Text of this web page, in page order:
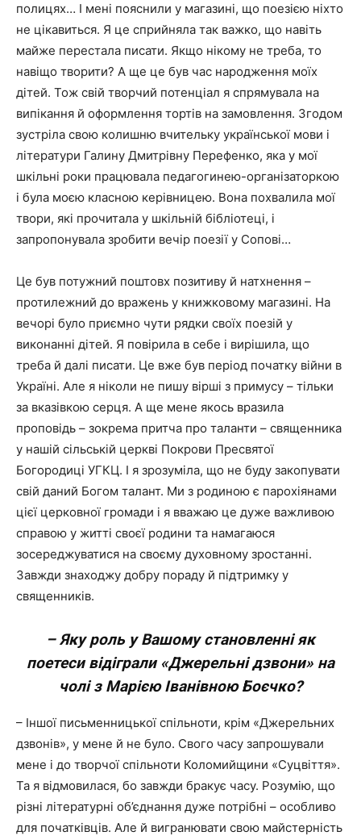
полицях… І мені пояснили у магазині, що поезією ніхто
не цікавиться. Я це сприйняла так важко, що навіть
майже перестала писати. Якщо нікому не треба, то
навіщо творити? А ще це був час народження моїх
дітей. Тож свій творчий потенціал я спрямувала на
випікання й оформлення тортів на замовлення. Згодом
зустріла свою колишню вчительку української мови і
літератури Галину Дмитрівну Перефенко, яка у мої
шкільні роки працювала педагогинею-організаторкою
і була моєю класною керівницею. Вона похвалила мої
твори, які прочитала у шкільній бібліотеці, і
запропонувала зробити вечір поезії у Сопові…
Це був потужний поштовх позитиву й натхнення –
протилежний до вражень у книжковому магазині. На
вечорі було приємно чути рядки своїх поезій у
виконанні дітей. Я повірила в себе і вирішила, що
треба й далі писати. Це вже був період початку війни в
Україні. Але я ніколи не пишу вірші з примусу – тільки
за вказівкою серця. А ще мене якось вразила
проповідь – зокрема притча про таланти – священника
у нашій сільській церкві Покрови Пресвятої
Богородиці УГКЦ. І я зрозуміла, що не буду закопувати
свій даний Богом талант. Ми з родиною є парохіянами
цієї церковної громади і я вважаю це дуже важливою
справою у житті своєї родини та намагаюся
зосереджуватися на своєму духовному зростанні.
Завжди знаходжу добру пораду й підтримку у
священників.
– Яку роль у Вашому становленні як
поетеси відіграли «Джерельні дзвони» на
чолі з Марією Іванівною Боєчко?
– Іншої письменницької спільноти, крім «Джерельних
дзвонів», у мене й не було. Свого часу запрошували
мене і до творчої спільноти Коломийщини «Суцвіття».
Та я відмовилася, бо завжди бракує часу. Розумію, що
різні літературні об’єднання дуже потрібні – особливо
для початківців. Але й вигранювати свою майстерність